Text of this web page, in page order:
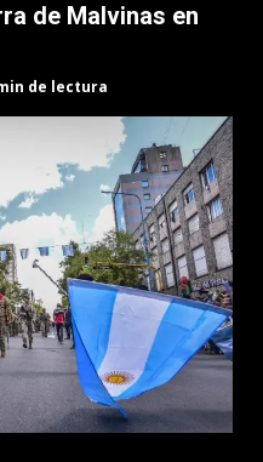
de Malvinas en
de lectura